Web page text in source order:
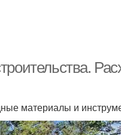
материалы и